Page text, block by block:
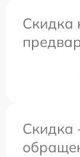
Скидка
Скидка